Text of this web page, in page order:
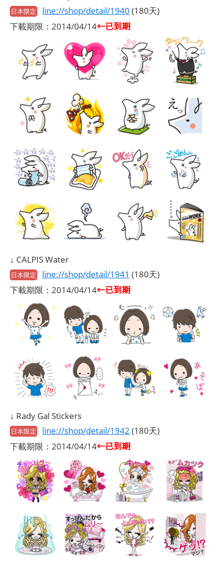
日本限定 line://shop/detail/1940 (180天)
下載期限：2014/04/14←已到期
↓ CALPIS Water
日本限定 line://shop/detail/1941 (180天)
下載期限：2014/04/14←已到期
↓ Rady Gal Stickers
日本限定 line://shop/detail/1942 (180天)
下載期限：2014/04/14←已到期